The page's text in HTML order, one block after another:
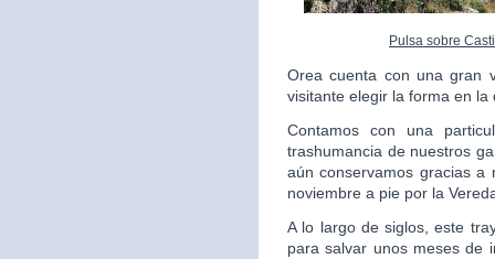
Pulsa sobre
Orea cuenta con una gran
visitante elegir la forma en
Contamos con una
trashumancia de nuestros
aún conservamos gracias a
noviembre a pie por la
A lo largo de siglos, este
para salvar unos meses de